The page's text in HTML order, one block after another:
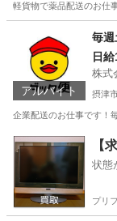
軽貨物で薬品配送のお仕
物
アルバイト
毎週
日
株式
摂津
企業配送のお仕事です！
大阪 摂津市 配
【
状態
プリ